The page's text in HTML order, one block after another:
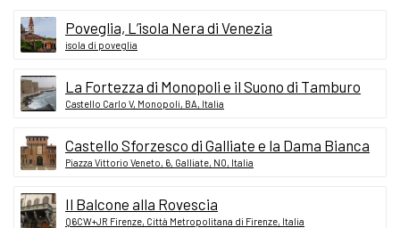
Poveglia, L’isola Nera di Venezia
isola di poveglia
La Fortezza di Monopoli e il Suono di Tamburo
Castello Carlo V, Monopoli, BA, Italia
Castello Sforzesco di Galliate e la Dama Bianca
Piazza Vittorio Veneto, 6, Galliate, NO, Italia
Il Balcone alla Rovescia
Q6CW+JR Firenze, Città Metropolitana di Firenze, Italia